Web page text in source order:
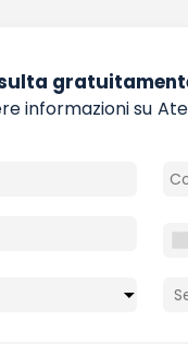
informazioni su